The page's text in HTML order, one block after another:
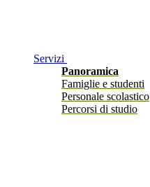
Servizi
Panoramica
Famiglie e studenti
Personale scolastico
Percorsi di studio